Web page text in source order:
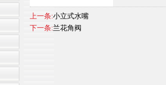
上一条:小立式水嘴
下一条:兰花角阀